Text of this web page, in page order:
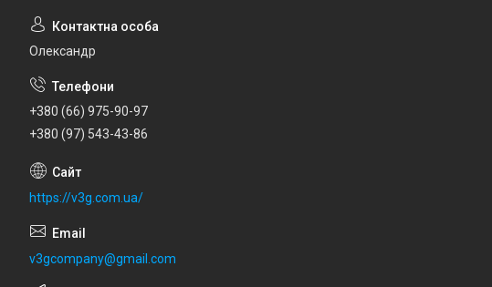
Олександр
+380 (66) 975-90-97
+380 (97) 543-43-86
https://v3g.com.ua/
v3gcompany@gmail.com